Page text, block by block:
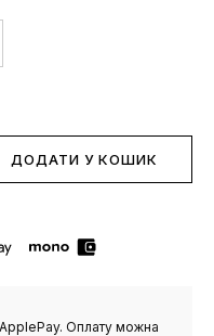
ДОДАТИ У КОШИК
Оплату можна